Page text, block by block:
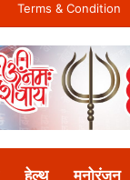
Terms & Condition
हेल्थ मनोरंजन